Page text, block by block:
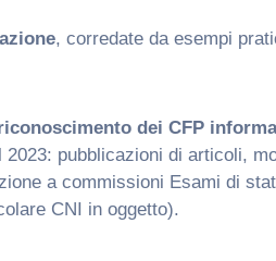
, corredate da esempi
dei CFP
pubblicazioni di articoli,
a commissioni Esami di
CNI in oggetto).